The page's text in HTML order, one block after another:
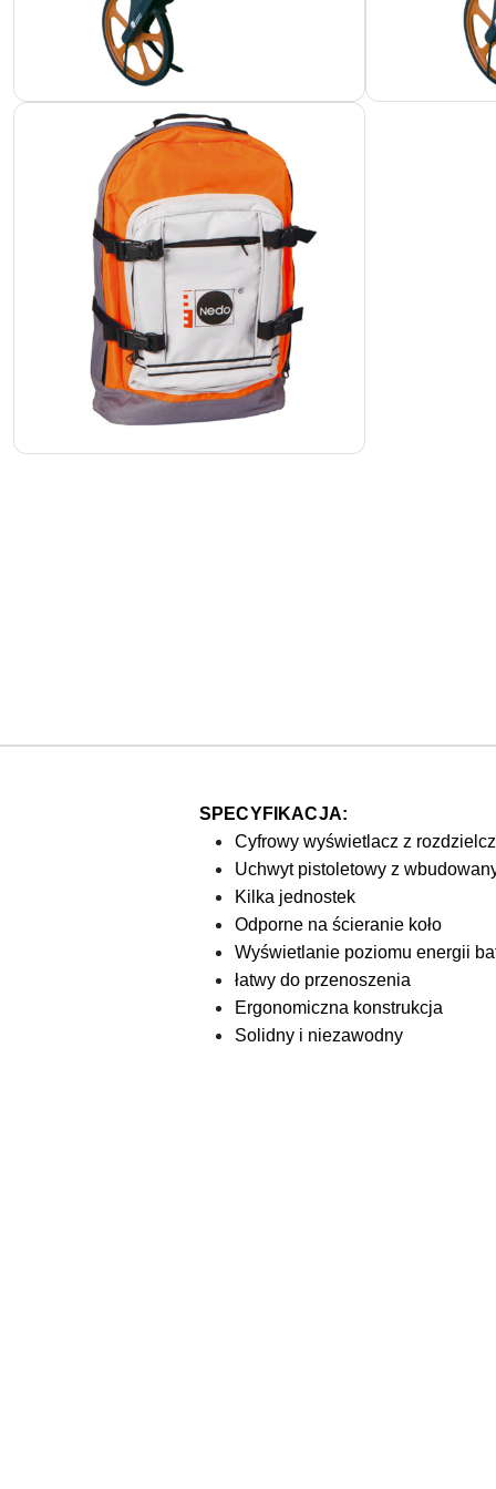
SPECYFIKACJA:
Cyfrowy wyświetlacz z
Uchwyt pistoletowy z
Kilka jednostek
Odporne na ścieranie koło
Wyświetlanie poziomu energii
łatwy do przenoszenia
Ergonomiczna konstrukcja
Solidny i niezawodny